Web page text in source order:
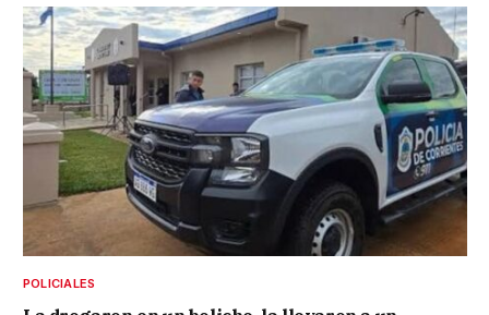
POLICIALES